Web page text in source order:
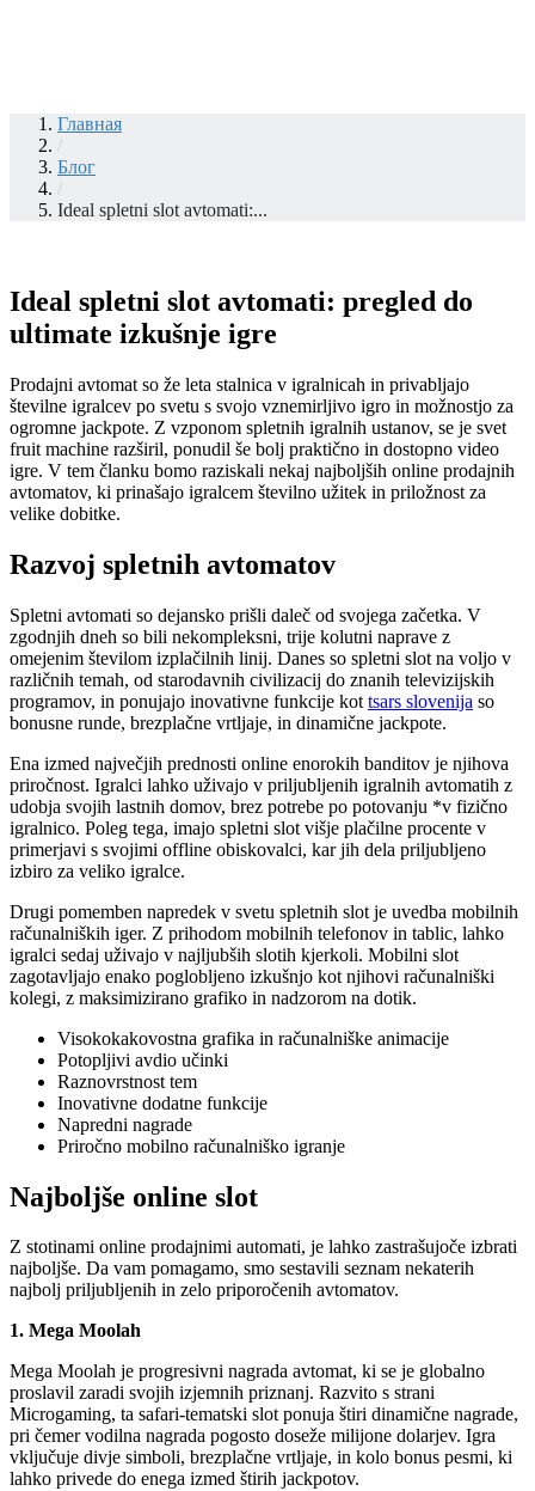
Главная
/
Блог
/
Ideal spletni slot avtomati:...
Ideal spletni slot avtomati: pregled do
ultimate izkušnje igre
Prodajni avtomat so že leta stalnica v igralnicah in privabljajo
številne igralcev po svetu s svojo vznemirljivo igro in možnostjo za
ogromne jackpote. Z vzponom spletnih igralnih ustanov, se je svet
fruit machine razširil, ponudil še bolj praktično in dostopno video
igre. V tem članku bomo raziskali nekaj najboljših online prodajnih
avtomatov, ki prinašajo igralcem številno užitek in priložnost za
velike dobitke.
Razvoj spletnih avtomatov
Spletni avtomati so dejansko prišli daleč od svojega začetka. V
zgodnjih dneh so bili nekompleksni, trije kolutni naprave z
omejenim številom izplačilnih linij. Danes so spletni slot na voljo v
različnih temah, od starodavnih civilizacij do znanih televizijskih
programov, in ponujajo inovativne funkcije kot tsars slovenija so
bonusne runde, brezplačne vrtljaje, in dinamične jackpote.
Ena izmed največjih prednosti online enorokih banditov je njihova
priročnost. Igralci lahko uživajo v priljubljenih igralnih avtomatih z
udobja svojih lastnih domov, brez potrebe po potovanju *v fizično
igralnico. Poleg tega, imajo spletni slot višje plačilne procente v
primerjavi s svojimi offline obiskovalci, kar jih dela priljubljeno
izbiro za veliko igralce.
Drugi pomemben napredek v svetu spletnih slot je uvedba mobilnih
računalniških iger. Z prihodom mobilnih telefonov in tablic, lahko
igralci sedaj uživajo v najljubših slotih kjerkoli. Mobilni slot
zagotavljajo enako poglobljeno izkušnjo kot njihovi računalniški
kolegi, z maksimizirano grafiko in nadzorom na dotik.
Visokokakovostna grafika in računalniške animacije
Potopljivi avdio učinki
Raznovrstnost tem
Inovativne dodatne funkcije
Napredni nagrade
Priročno mobilno računalniško igranje
Najboljše online slot
Z stotinami online prodajnimi automati, je lahko zastrašujoče izbrati
najboljše. Da vam pomagamo, smo sestavili seznam nekaterih
najbolj priljubljenih in zelo priporočenih avtomatov.
1. Mega Moolah
Mega Moolah je progresivni nagrada avtomat, ki se je globalno
proslavil zaradi svojih izjemnih priznanj. Razvito s strani
Microgaming, ta safari-tematski slot ponuja štiri dinamične nagrade,
pri čemer vodilna nagrada pogosto doseže milijone dolarjev. Igra
vključuje divje simboli, brezplačne vrtljaje, in kolo bonus pesmi, ki
lahko privede do enega izmed štirih jackpotov.